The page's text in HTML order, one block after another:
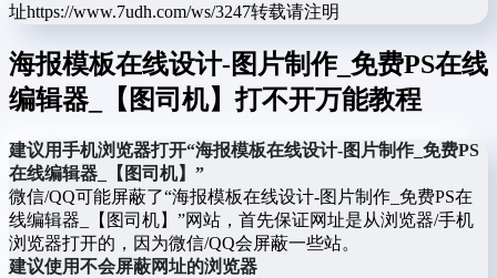
址https://www.7udh.com/ws/3247转载请注明
海报模板在线设计-图片制作_免费PS在线
编辑器_【图司机】打不开万能教程
建议用手机浏览器打开“海报模板在线设计-图片制作_免费PS
在线编辑器_【图司机】”
微信/QQ可能屏蔽了“海报模板在线设计-图片制作_免费PS在
线编辑器_【图司机】”网站，首先保证网址是从浏览器/手机
浏览器打开的，因为微信/QQ会屏蔽一些站。
建议使用不会屏蔽网址的浏览器